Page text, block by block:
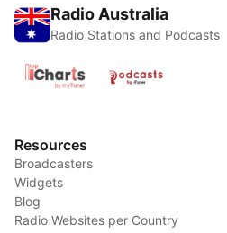
Radio Australia
Radio Stations and Podcasts
Resources
Broadcasters
Widgets
Blog
Radio Websites per Country